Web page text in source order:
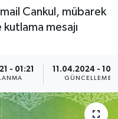
Cankul, mübarek
kutlama mesajı
- 01:21 11.04.2024 -
GÜNCELLEME